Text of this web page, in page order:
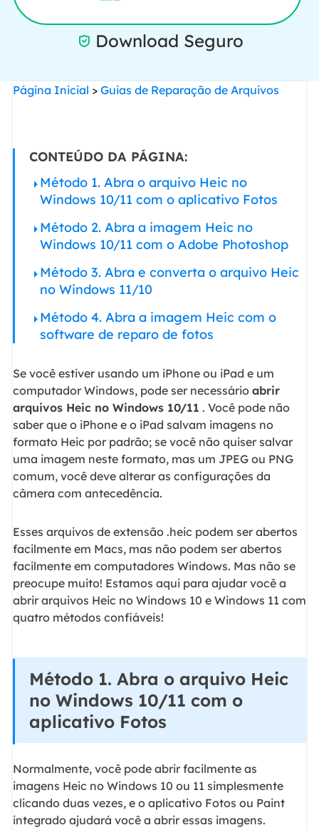
 Download Seguro
Página Inicial > Guias de Reparação de Arquivos
CONTEÚDO DA PÁGINA:
Método 1. Abra o arquivo Heic no
Windows 10/11 com o aplicativo Fotos
Método 2. Abra a imagem Heic no
Windows 10/11 com o Adobe Photoshop
Método 3. Abra e converta o arquivo Heic
no Windows 11/10
Método 4. Abra a imagem Heic com o
software de reparo de fotos
Se você estiver usando um iPhone ou iPad e um
computador Windows, pode ser necessário abrir
arquivos Heic no Windows 10/11 . Você pode não
saber que o iPhone e o iPad salvam imagens no
formato Heic por padrão; se você não quiser salvar
uma imagem neste formato, mas um JPEG ou PNG
comum, você deve alterar as configurações da
câmera com antecedência.
Esses arquivos de extensão .heic podem ser abertos
facilmente em Macs, mas não podem ser abertos
facilmente em computadores Windows. Mas não se
preocupe muito! Estamos aqui para ajudar você a
abrir arquivos Heic no Windows 10 e Windows 11 com
quatro métodos confiáveis!
Método 1. Abra o arquivo Heic
no Windows 10/11 com o
aplicativo Fotos
Normalmente, você pode abrir facilmente as
imagens Heic no Windows 10 ou 11 simplesmente
clicando duas vezes, e o aplicativo Fotos ou Paint
integrado ajudará você a abrir essas imagens.